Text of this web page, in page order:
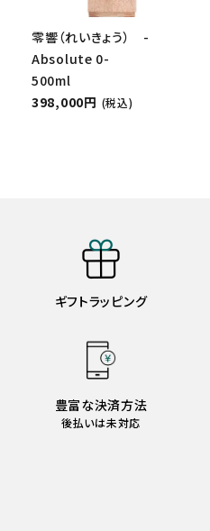
零響（れいきょう） -
Absolute 0-
500ml
398,000円 (税込)
ギフトラッピング
豊富な決済方法
後払いは未対応